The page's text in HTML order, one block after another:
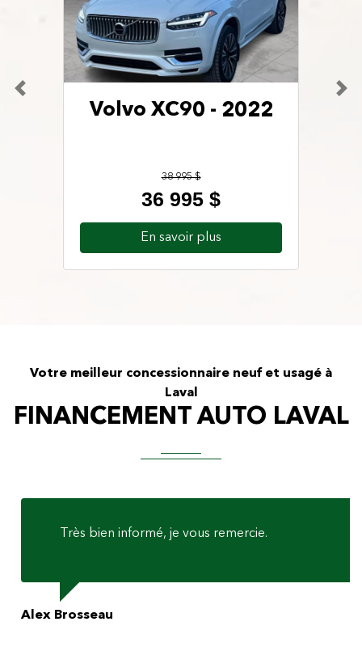
Volvo XC90 - 2022
38 995 $
36 995 $
En savoir plus
Lincoln Aviator -
45 995 $
45 995 $
En savoir plus
Votre meilleur concessionnaire neuf et usagé à
Laval
FINANCEMENT AUTO LAVAL
Très bien informé, je vous remercie.
Alex Brosseau